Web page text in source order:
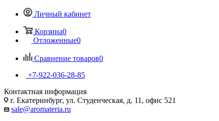
Личный кабинет
Корзина0
Отложенные0
Сравнение товаров0
+7-922-036-28-85
Контактная информация
г. Екатеринбург, ул. Студенческая, д. 11, офис 521
sale@aromateria.ru